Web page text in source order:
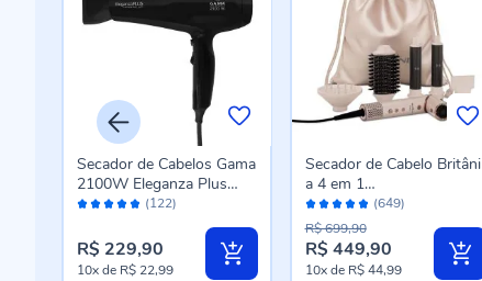
Avaliação: (122)
Secador de Cabelos Gama
2100W Eleganza Plus
Ceramic
R$ 229,90
10xde R$ 22,99
Avaliação:
96%
(649)
Secador de Cabelo Britâni
a 4 em 1
Motor BLDC 1450W BSD
15A
R$ 449,90
R$ 699,90
10xde R$ 44,99